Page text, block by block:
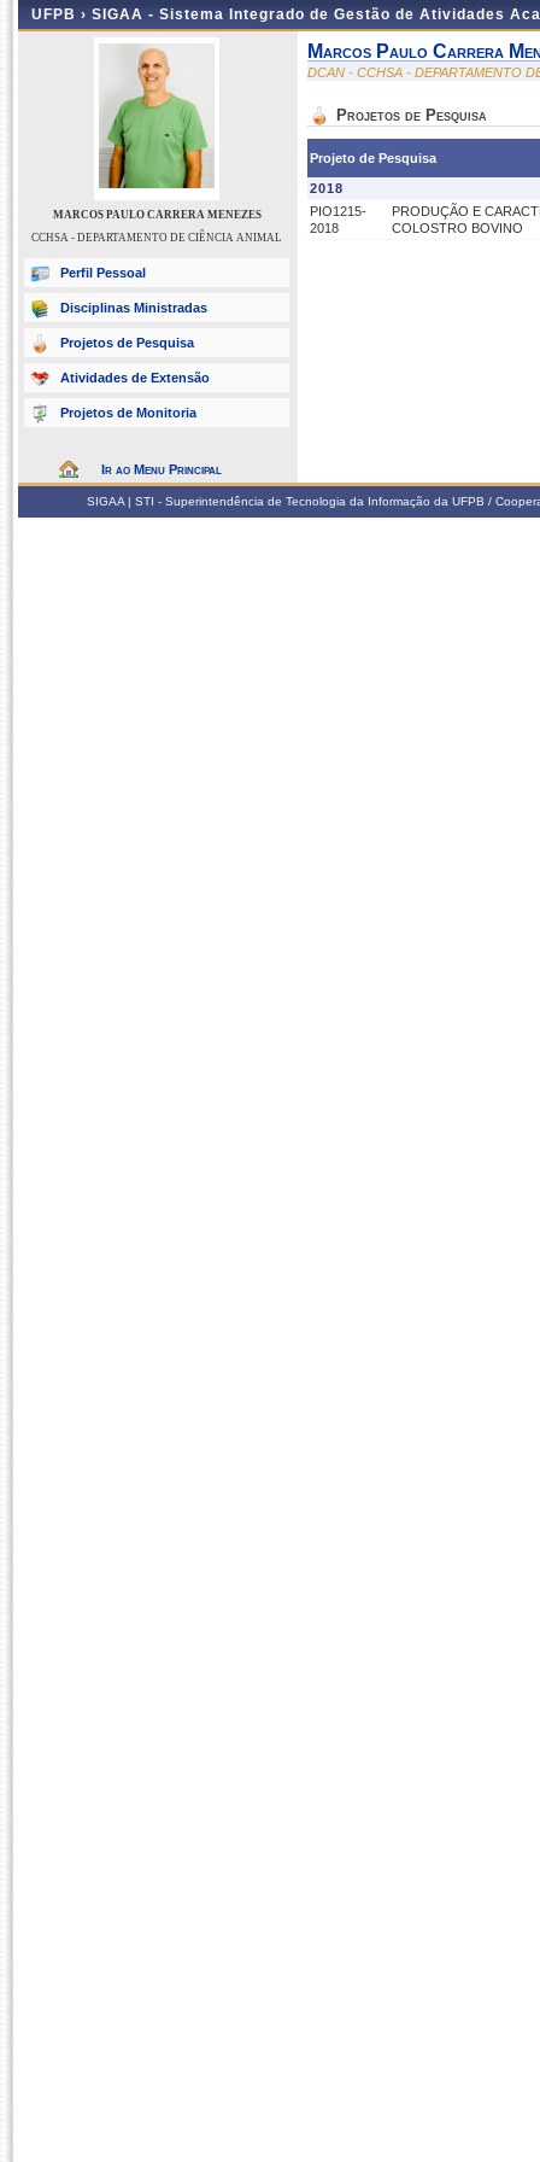
UFPB › SIGAA - Sistema Integrado de Gestão de Atividades
MARCOS PAULO CARRERA MENEZES
CCHSA - DEPARTAMENTO DE CIÊNCIA ANIMAL
Perfil Pessoal
Disciplinas Ministradas
Projetos de Pesquisa
Atividades de Extensão
Projetos de Monitoria
Ir ao Menu Principal
Marcos Paulo Carrera
DCAN - CCHSA - DEPARTAMENTO
Projetos de Pesquisa
Projeto de Pesquisa
2018
PIO1215-
2018
PRODUÇÃO E
COLOSTRO BOVINO
SIGAA | STI - Superintendência de Tecnologia da Informação da UFPB /